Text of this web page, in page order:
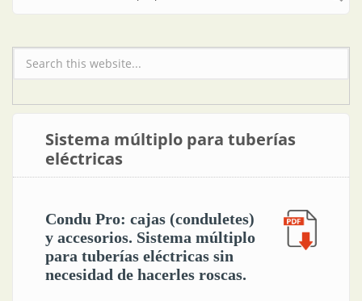
Formulario de búsqueda
Sistema múltiplo para tuberías
eléctricas
Condu Pro: cajas (conduletes)
y accesorios. Sistema múltiplo
para tuberías eléctricas sin
necesidad de hacerles roscas.